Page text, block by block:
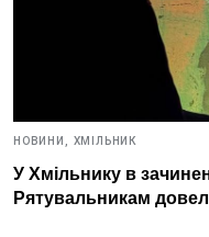
НОВИНИ, ХМІЛЬНИК
У Хмільнику в
Рятувальникам